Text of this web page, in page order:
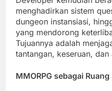
menghadirkan sistem
dungeon instansiasi,
yang mendorong
Tujuannya adalah
tantangan, keseruan, dan
MMORPG sebagai Ruang